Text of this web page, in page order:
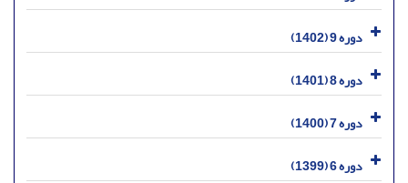
دوره 9 (1402)
دوره 8 (1401)
دوره 7 (1400)
دوره 6 (1399)